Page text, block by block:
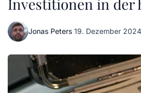
Investitionen in der
Jonas Peters·19. Dezember 2024